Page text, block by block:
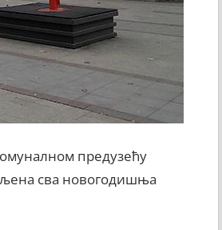
предузећу
сва новогодишња